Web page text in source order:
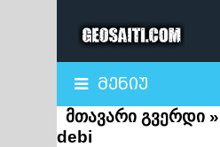
მენიუ
მთავარი გვერდი »
debi